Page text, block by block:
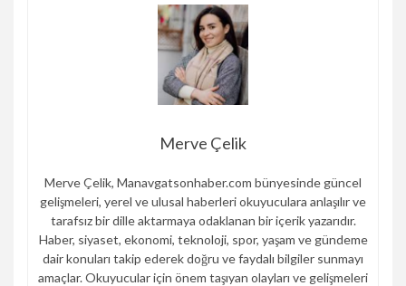
Merve Çelik
Merve Çelik, Manavgatsonhaber.com bünyesinde güncel
gelişmeleri, yerel ve ulusal haberleri okuyuculara anlaşılır ve
tarafsız bir dille aktarmaya odaklanan bir içerik yazarıdır.
Haber, siyaset, ekonomi, teknoloji, spor, yaşam ve gündeme
dair konuları takip ederek doğru ve faydalı bilgiler sunmayı
amaçlar. Okuyucular için önem taşıyan olayları ve gelişmeleri